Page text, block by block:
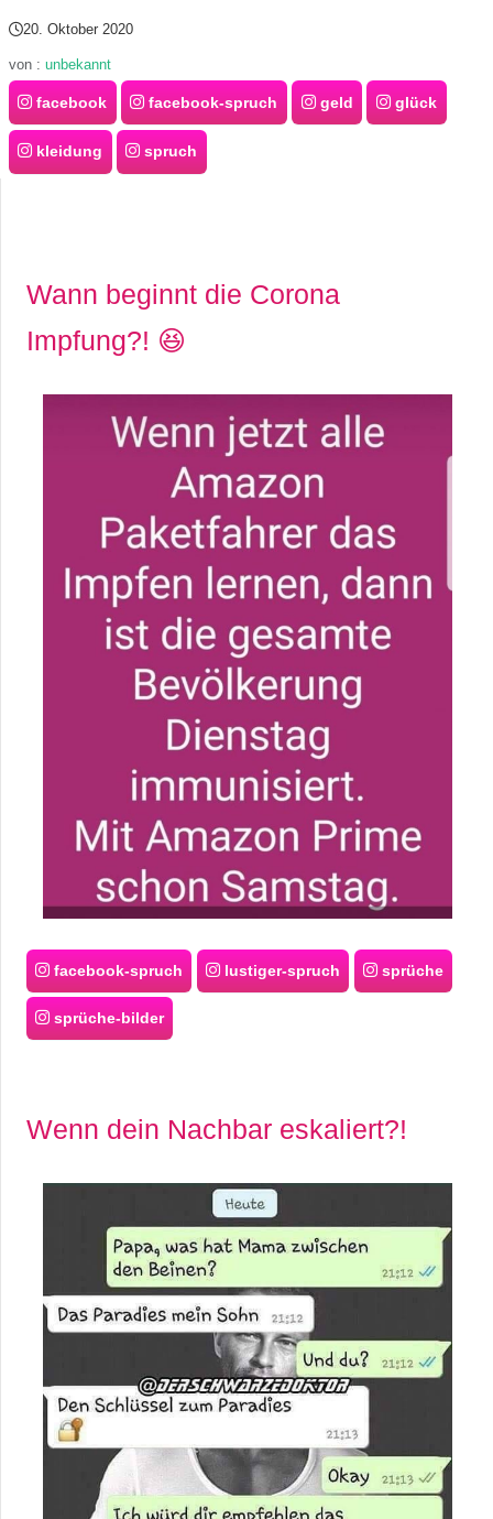
20. Oktober 2020
von : unbekannt
facebook facebook-spruch geld glück
kleidung spruch
Wann beginnt die Corona
Impfung?! 😆
facebook-spruch lustiger-spruch sprüche
sprüche-bilder
Wenn dein Nachbar eskaliert?!